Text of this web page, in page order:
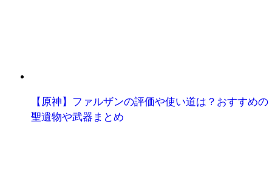
【原神】ファルザンの評価や使い道は？おすすめの
聖遺物や武器まとめ